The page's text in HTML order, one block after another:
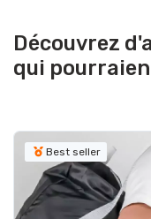
Découvrez
qui
Best seller